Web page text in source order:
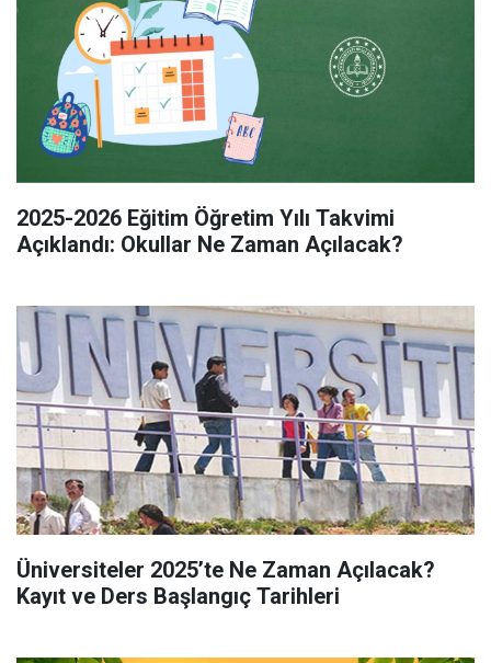
2025-2026 Eğitim Öğretim Yılı Takvimi
Açıklandı: Okullar Ne Zaman Açılacak?
Üniversiteler 2025’te Ne Zaman Açılacak?
Kayıt ve Ders Başlangıç Tarihleri